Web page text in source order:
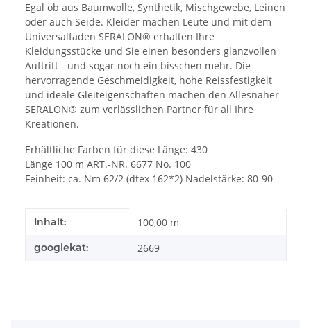
Egal ob aus Baumwolle, Synthetik, Mischgewebe, Leinen
oder auch Seide. Kleider machen Leute und mit dem
Universalfaden SERALON® erhalten Ihre
Kleidungsstücke und Sie einen besonders glanzvollen
Auftritt - und sogar noch ein bisschen mehr. Die
hervorragende Geschmeidigkeit, hohe Reissfestigkeit
und ideale Gleiteigenschaften machen den Allesnäher
SERALON® zum verlässlichen Partner für all Ihre
Kreationen.
Erhältliche Farben für diese Länge: 430
Länge 100 m ART.-NR. 6677 No. 100
Feinheit: ca. Nm 62/2 (dtex 162*2) Nadelstärke: 80-90
Produkteigenschaft
Wert
Inhalt: 100,00 m
googlekat: 2669